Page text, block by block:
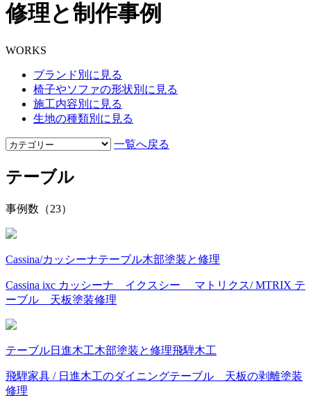
修理と制作事例
WORKS
ブランド別に見る
椅子やソファの形状別に見る
施工内容別に見る
生地の種類別に見る
一覧へ戻る
テーブル
事例数（23）
Cassina/カッシーナテーブル木部塗装と修理
Cassina ixc カッシーナ イクスシー マトリクス/ MTRIX テ
ーブル 天板塗装修理
テーブル日進木工木部塗装と修理飛騨木工
飛騨家具 / 日進木工のダイニングテーブル 天板の剥離塗装
修理